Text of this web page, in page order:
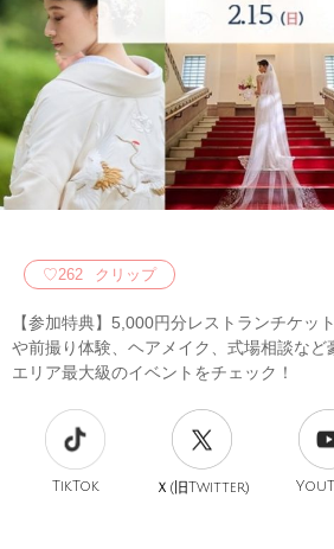
♡262 クリップ
【参加特典】5,000円分レストランチケッ
や前撮り体験、ヘアメイク、式場相談な
エリア最大級のイベントをチェック！
TikTok Ｘ(旧Twitter)